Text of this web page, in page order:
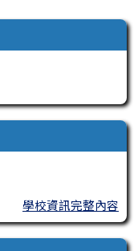
學校資訊完整內容